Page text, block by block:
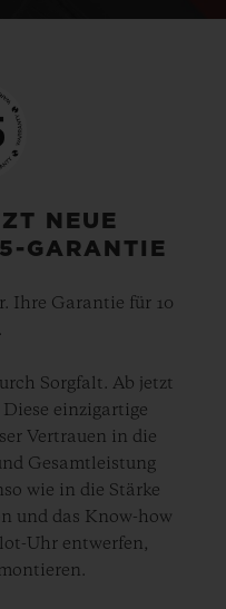
NEUE
GARANTIE
Ihre Garantie für 10
Sorgfalt. Ab jetzt
einzigartige
Vertrauen in die
Gesamtleistung
wie in die Stärke
und das Know-how
Uhr entwerfen,